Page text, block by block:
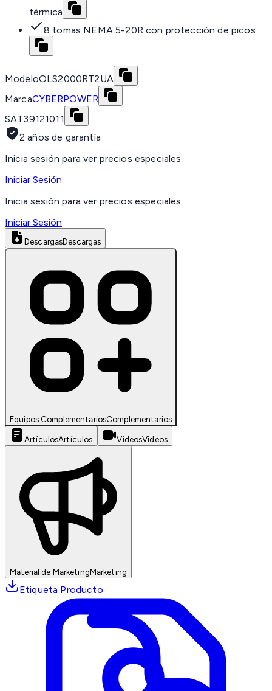
térmica
8 tomas NEMA 5-20R con protección de picos
ModeloOLS2000RT2UA
MarcaCYBERPOWER
SAT39121011
2 años de garantía
Inicia sesión para ver precios especiales
Iniciar Sesión
Inicia sesión para ver precios especiales
Iniciar Sesión
DescargasDescargas
Equipos ComplementariosComplementarios
ArtículosArtículos VideosVideos
Material de MarketingMarketing
Etiqueta Producto